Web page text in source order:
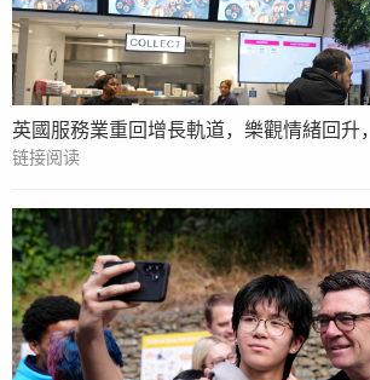
英國服務業重回增長軌道，樂觀情緒回升
链接阅读